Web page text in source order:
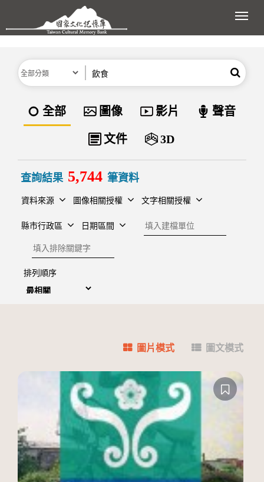
跳到主要內容區塊
展
分類 搜尋
資料類型
全部 圖像 影片 聲音
文件 3D
查詢結果 5,744 筆資料
資料來源 圖像相關授權 文字相關授權
縣市行政區 日期區間
建檔單位
排除關鍵字
排列順序
圖片模式 圖文模式